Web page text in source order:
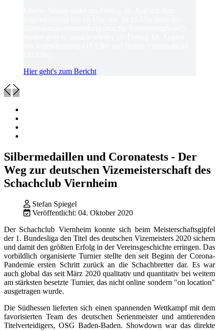
Hier geht's zum Bericht
Silbermedaillen und Coronatests - Der
Weg zur deutschen Vizemeisterschaft des
Schachclub Viernheim
Stefan Spiegel
Veröffentlicht: 04. Oktober 2020
Der Schachclub Viernheim konnte sich beim Meisterschaftsgipfel
der 1. Bundesliga den Titel des deutschen Vizemeisters 2020 sichern
und damit den größten Erfolg in der Vereinsgeschichte erringen. Das
vorbildlich organisierte Turnier stellte den seit Beginn der Corona-
Pandemie ersten Schritt zurück an die Schachbretter dar. Es war
auch global das seit März 2020 qualitativ und quantitativ bei weitem
am stärksten besetzte Turnier, das nicht online sondern "on location"
ausgetragen wurde.
Die Südhessen lieferten sich einen spannenden Wettkampf mit dem
favorisierten Team des deutschen Serienmeister und amtierenden
Titelverteidigers, OSG Baden-Baden. Showdown war das direkte